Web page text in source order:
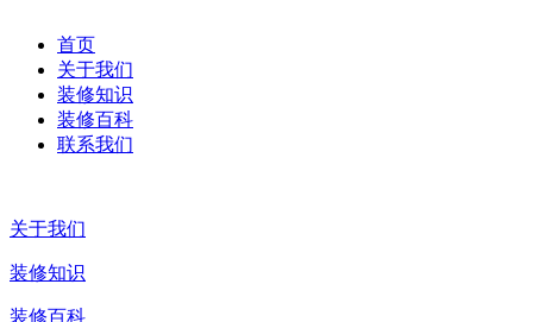
首页
关于我们
装修知识
装修百科
联系我们
关于我们
装修知识
装修百科